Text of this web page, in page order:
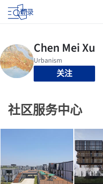
登录
关注
社区服务中心